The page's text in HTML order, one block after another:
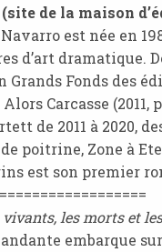
(site de la maison
est née en
d’art dramatique.
Grands Fonds des
Carcasse
de 2011 à 2020,
poitrine, Zone à
est son premier
vivants, les morts et
embarque